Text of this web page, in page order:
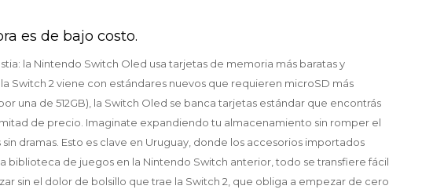
es de bajo costo.
la Nintendo Switch Oled usa tarjetas de memoria más baratas y
Switch 2 viene con estándares nuevos que requieren microSD más
una de 512GB), la Switch Oled se banca tarjetas estándar que encontrás
de precio. Imaginate expandiendo tu almacenamiento sin romper el
dramas. Esto es clave en Uruguay, donde los accesorios importados
biblioteca de juegos en la Nintendo Switch anterior, todo se transfiere fácil
sin el dolor de bolsillo que trae la Switch 2, que obliga a empezar de cero